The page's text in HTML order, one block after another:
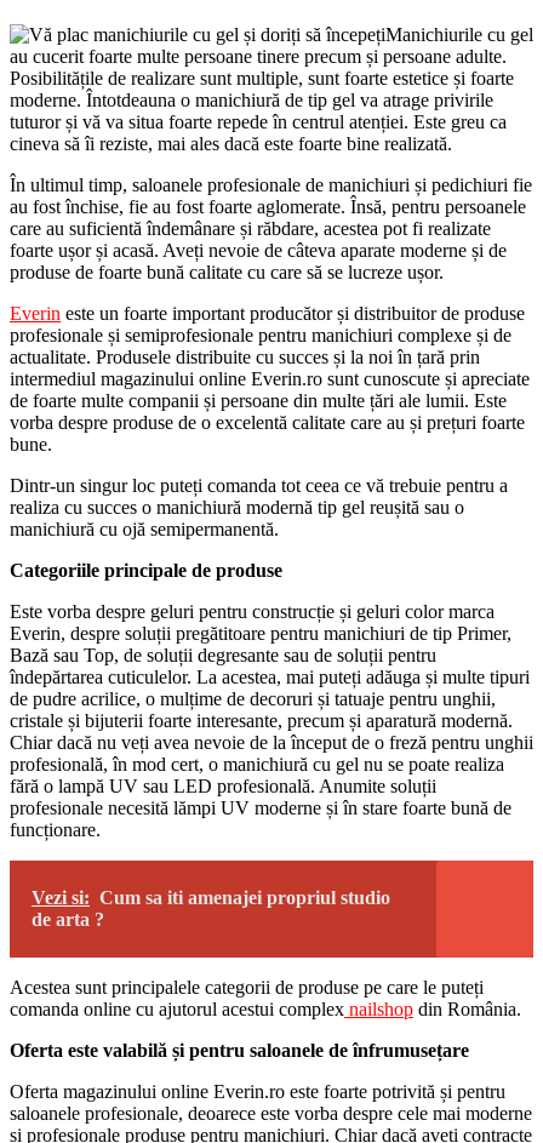
Manichiurile cu gel
au cucerit foarte multe persoane tinere precum și persoane adulte.
Posibilitățile de realizare sunt multiple, sunt foarte estetice și foarte
moderne. Întotdeauna o manichiură de tip gel va atrage privirile
tuturor și vă va situa foarte repede în centrul atenției. Este greu ca
cineva să îi reziste, mai ales dacă este foarte bine realizată.
În ultimul timp, saloanele profesionale de manichiuri și pedichiuri fie
au fost închise, fie au fost foarte aglomerate. Însă, pentru persoanele
care au suficientă îndemânare și răbdare, acestea pot fi realizate
foarte ușor și acasă. Aveți nevoie de câteva aparate moderne și de
produse de foarte bună calitate cu care să se lucreze ușor.
Everin este un foarte important producător și distribuitor de produse
profesionale și semiprofesionale pentru manichiuri complexe și de
actualitate. Produsele distribuite cu succes și la noi în țară prin
intermediul magazinului online Everin.ro sunt cunoscute și apreciate
de foarte multe companii și persoane din multe țări ale lumii. Este
vorba despre produse de o excelentă calitate care au și prețuri foarte
bune.
Dintr-un singur loc puteți comanda tot ceea ce vă trebuie pentru a
realiza cu succes o manichiură modernă tip gel reușită sau o
manichiură cu ojă semipermanentă.
Categoriile principale de produse
Este vorba despre geluri pentru construcție și geluri color marca
Everin, despre soluții pregătitoare pentru manichiuri de tip Primer,
Bază sau Top, de soluții degresante sau de soluții pentru
îndepărtarea cuticulelor. La acestea, mai puteți adăuga și multe tipuri
de pudre acrilice, o mulțime de decoruri și tatuaje pentru unghii,
cristale și bijuterii foarte interesante, precum și aparatură modernă.
Chiar dacă nu veți avea nevoie de la început de o freză pentru unghii
profesională, în mod cert, o manichiură cu gel nu se poate realiza
fără o lampă UV sau LED profesională. Anumite soluții
profesionale necesită lămpi UV moderne și în stare foarte bună de
funcționare.
Vezi si: Cum sa iti amenajei propriul studio
de arta ?
Acestea sunt principalele categorii de produse pe care le puteți
comanda online cu ajutorul acestui complex nailshop din România.
Oferta este valabilă și pentru saloanele de înfrumusețare
Oferta magazinului online Everin.ro este foarte potrivită și pentru
saloanele profesionale, deoarece este vorba despre cele mai moderne
și profesionale produse pentru manichiuri. Chiar dacă aveți contracte